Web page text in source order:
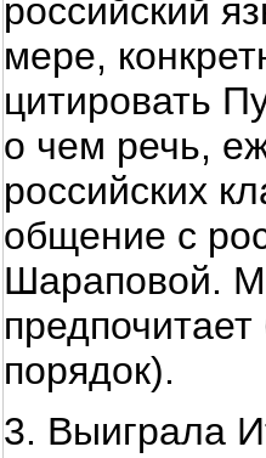
российский
мере,
цитировать
о чем речь,
российских
общение с
Шараповой.
порядок).
3. Выиграла